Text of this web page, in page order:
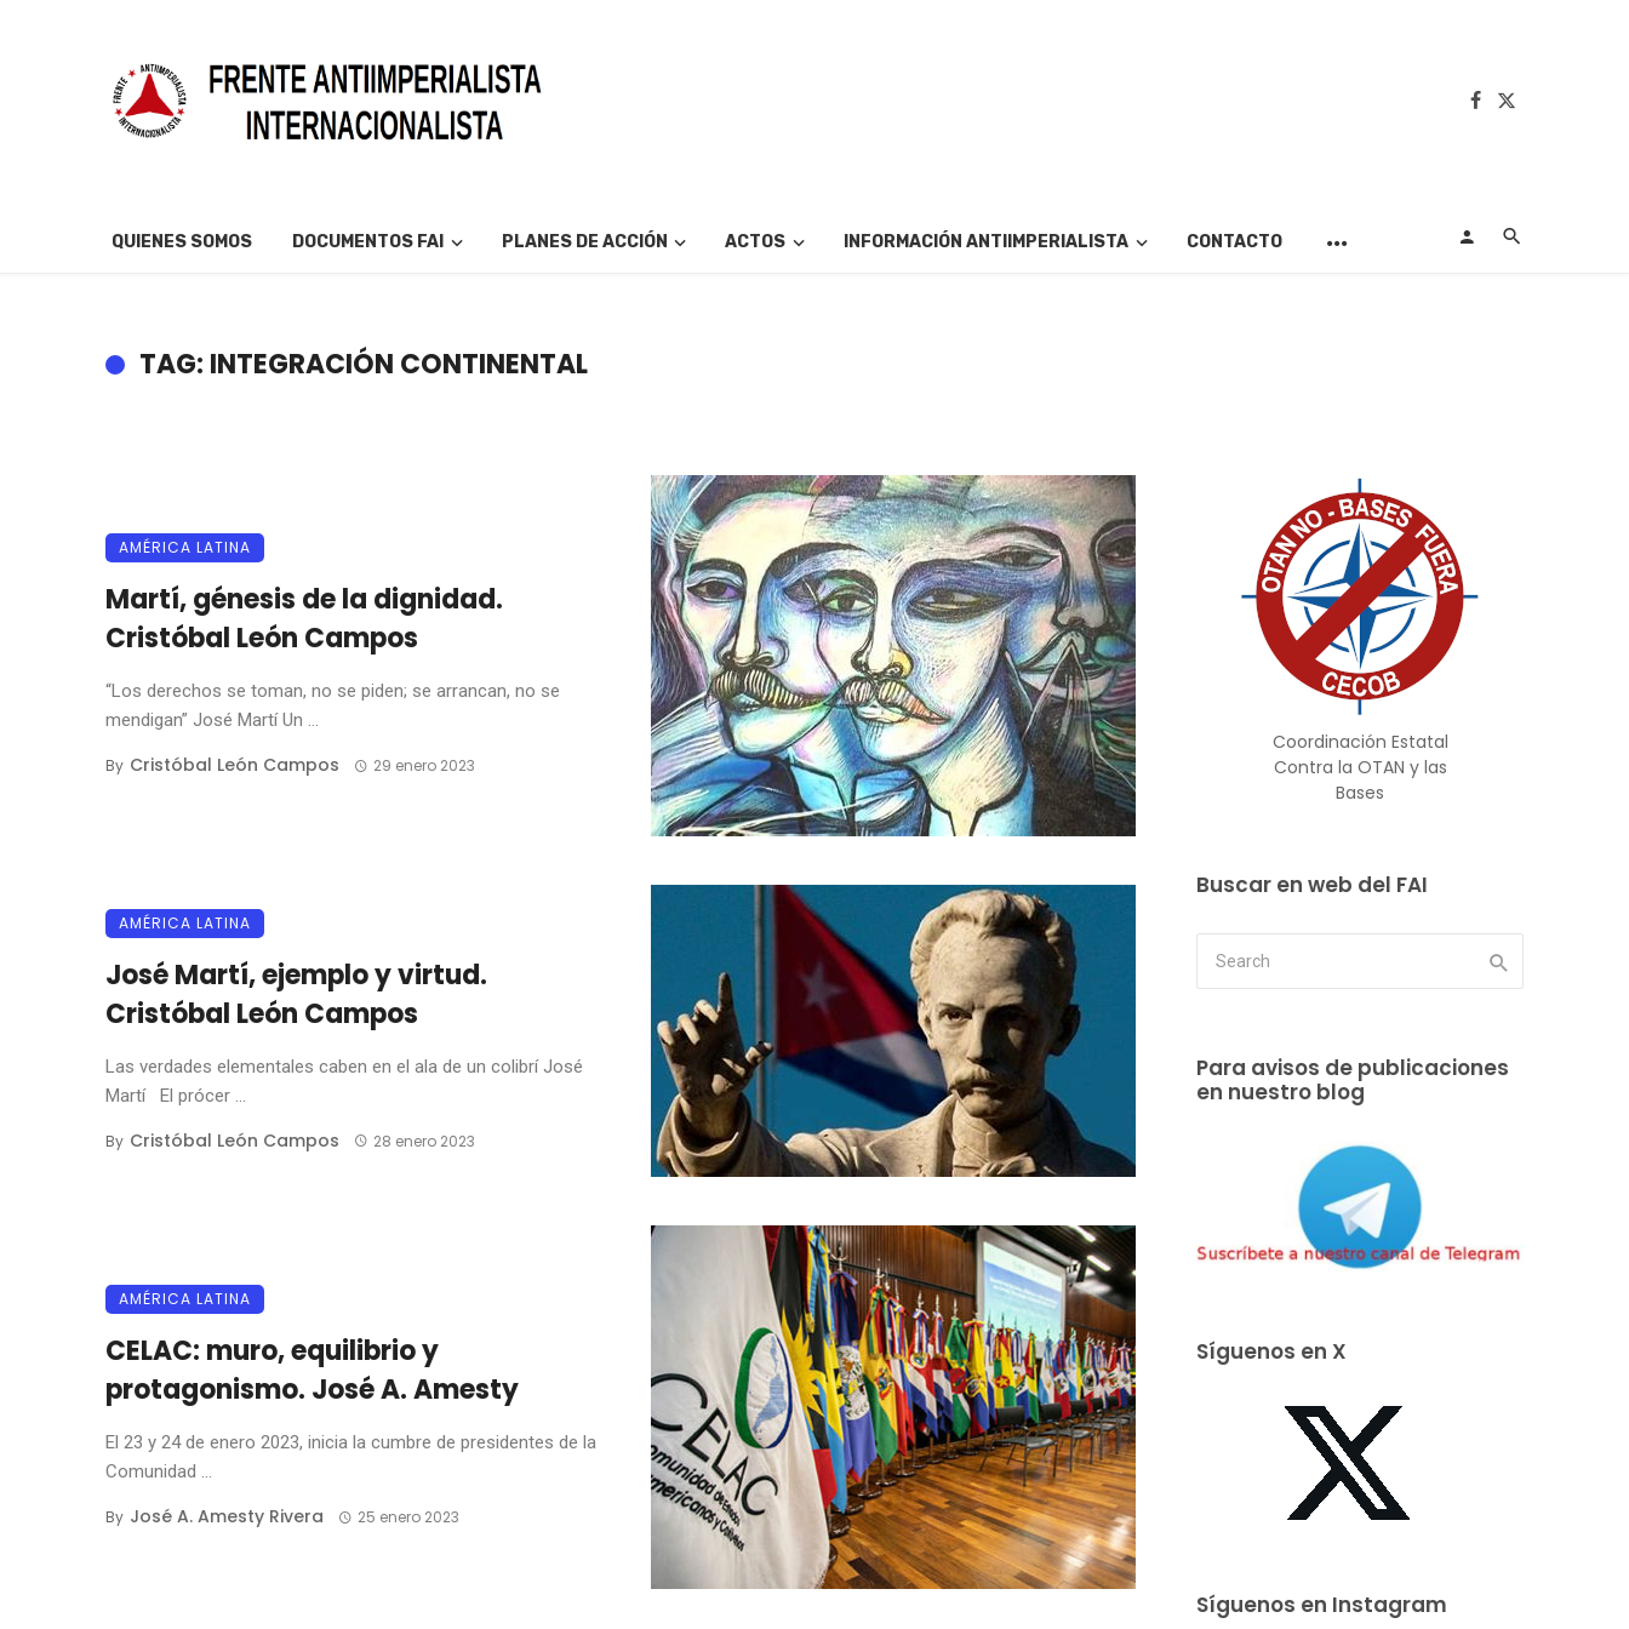
QUIENES SOMOS DOCUMENTOS FAI PLANES DE ACCIÓN ACTOS INFORMACIÓN ANTIIMPERIALISTA CONTACTO
TAG: INTEGRACIÓN CONTINENTAL
AMÉRICA LATINA
Martí, génesis de la dignidad.
Cristóbal León Campos
“Los derechos se toman, no se piden; se arrancan, no se
mendigan” José Martí Un ...
By Cristóbal León Campos 29 enero 2023
AMÉRICA LATINA
José Martí, ejemplo y virtud.
Cristóbal León Campos
Las verdades elementales caben en el ala de un colibrí José
Martí El prócer ...
By Cristóbal León Campos 28 enero 2023
AMÉRICA LATINA
CELAC: muro, equilibrio y
protagonismo. José A. Amesty
El 23 y 24 de enero 2023, inicia la cumbre de presidentes de la
Comunidad ...
By José A. Amesty Rivera 25 enero 2023
Coordinación Estatal
Contra la OTAN y las
Bases
Buscar en web del FAI
Para avisos de publicaciones
en nuestro blog
Síguenos en X
Síguenos en Instagram